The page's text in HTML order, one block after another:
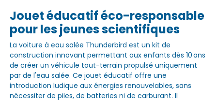
Jouet éducatif éco-responsable
pour les jeunes scientifiques
La voiture à eau salée Thunderbird est un kit de
construction innovant permettant aux enfants dès 10 ans
de créer un véhicule tout-terrain propulsé uniquement
par de l'eau salée. Ce jouet éducatif offre une
introduction ludique aux énergies renouvelables, sans
nécessiter de piles, de batteries ni de carburant. Il